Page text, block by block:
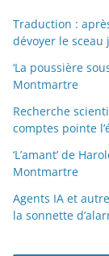
Traduction :
dévoyer le
‘La poussière
Montmartre
Recherche
comptes pointe
‘L’amant’ de
Montmartre
Agents IA et
la sonnette